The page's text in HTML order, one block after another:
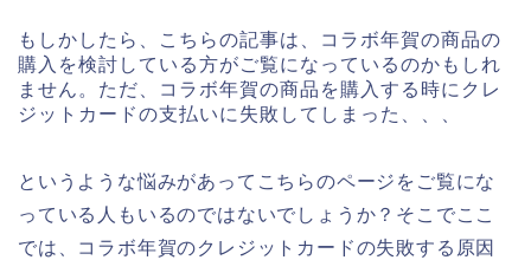
もしかしたら、こちらの記事は、コラボ年賀の商品の
購入を検討している方がご覧になっているのかもしれ
ません。ただ、コラボ年賀の商品を購入する時にクレ
ジットカードの支払いに失敗してしまった、、、
というような悩みがあってこちらのページをご覧にな
っている人もいるのではないでしょうか？そこでここ
では、コラボ年賀のクレジットカードの失敗する原因